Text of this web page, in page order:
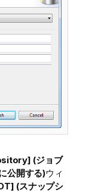
(ジョブ
公開する)ウィ
(スナップシ